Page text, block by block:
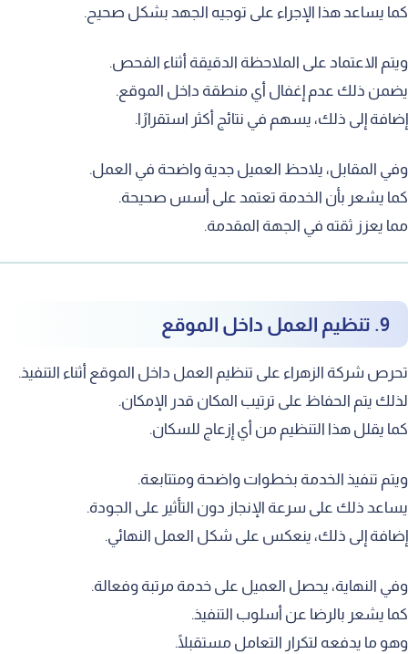
يساعد هذا الإجراء على توجيه الجهد بشكل صحيح.
الاعتماد على الملاحظة الدقيقة أثناء الفحص.
ذلك عدم إغفال أي منطقة داخل الموقع.
إلى ذلك، يسهم في نتائج أكثر استقرارًا.
المقابل، يلاحظ العميل جدية واضحة في العمل.
يشعر بأن الخدمة تعتمد على أسس صحيحة.
يعزز ثقته في الجهة المقدمة.
9. تنظيم العمل داخل الموقع
شركة الزهراء على تنظيم العمل داخل الموقع أثناء التنفيذ.
يتم الحفاظ على ترتيب المكان قدر الإمكان.
يقلل هذا التنظيم من أي إزعاج للسكان.
تنفيذ الخدمة بخطوات واضحة ومتتابعة.
ذلك على سرعة الإنجاز دون التأثير على الجودة.
إلى ذلك، ينعكس على شكل العمل النهائي.
النهاية، يحصل العميل على خدمة مرتبة وفعالة.
يشعر بالرضا عن أسلوب التنفيذ.
ما يدفعه لتكرار التعامل مستقبلًا.